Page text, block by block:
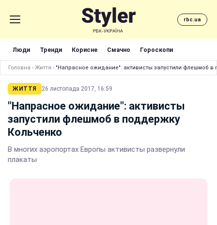
rbc.ua
Люди Тренди Корисне Смачно Гороскопи
Головна › Життя › "Напрасное ожидание": активисты запустили флешмоб в
ЖИТТЯ 26 листопада 2017, 16:59
"Напрасное ожидание": активисты
запустили флешмоб в поддержку
Кольченко
В многих аэропортах Европы активисты развернули
плакаты